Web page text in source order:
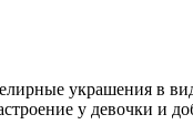
украшения в
у девочки и